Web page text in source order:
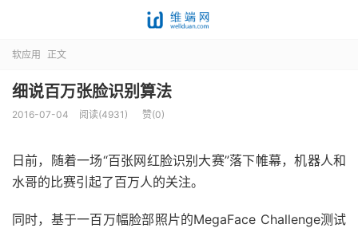
软应用 正文
细说百万张脸识别算法
2016-07-04 阅读(4931) 赞(0)
日前，随着一场“百张网红脸识别大赛”落下帷幕，机器人和
水哥的比赛引起了百万人的关注。
同时，基于一百万幅脸部照片的MegaFace Challenge测试